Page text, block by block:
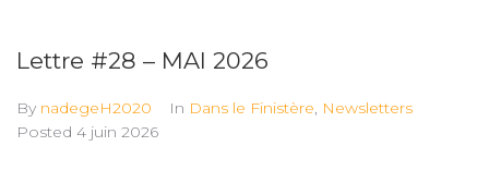
Lettre #28 – MAI 2026
By nadegeH2020 In Dans le Finistère, Newsletters
Posted 4 juin 2026